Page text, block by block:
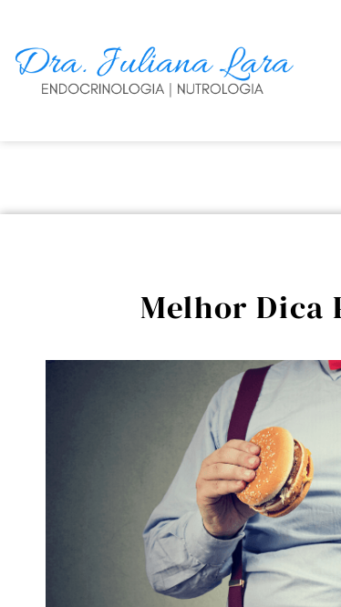
Melhor Dica